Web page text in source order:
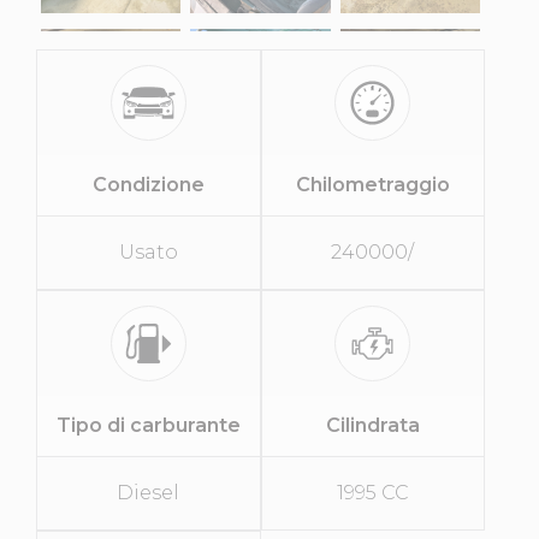
Condizione
Usato
Chilometraggio
240000/
Tipo di carburante
Diesel
Cilindrata
1995 CC